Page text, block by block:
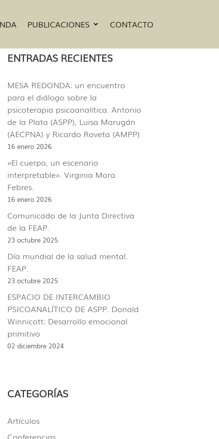
PUBLICACIONES CONTACTO
ENTRADAS RECIENTES
MESA REDONDA: un encuentro
para el diálogo sobre la
psicoterapia psicoanalítica. Antonio
de la Plata (ASPP), Luisa Marugán
(AECPNA) y Ricardo Roveta (AMPP)
16 enero 2026
«El cuerpo, un escenario
interpretable». Virginia Mora
Febres.
16 enero 2026
Comunicado de la Junta Directiva
de la FEAP.
23 octubre 2025
Día mundial de la salud mental.
FEAP.
23 octubre 2025
ESPACIO DE INTERCAMBIO
PSICOANALÍTICO DE ASPP. Donald
Winnicott: Desarrollo emocional
primitivo
02 diciembre 2024
CATEGORÍAS
Artículos
Conferencias